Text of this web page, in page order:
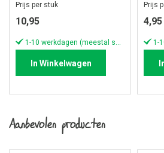
Prijs per stuk
10,95
In Winkelwagen
Prijs
4,95
Aanbevolen producten